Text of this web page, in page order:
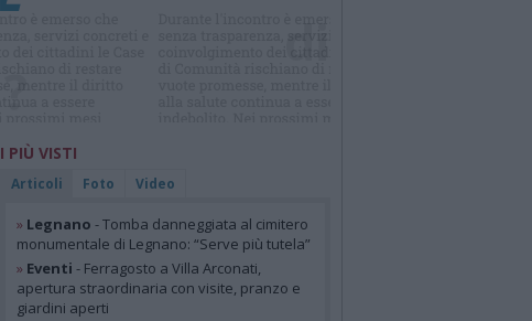
I PIÙ VISTI
Articoli Foto Video
» Legnano - Tomba danneggiata al cimitero
monumentale di Legnano: “Serve più tutela”
» Eventi - Ferragosto a Villa Arconati,
apertura straordinaria con visite, pranzo e
giardini aperti